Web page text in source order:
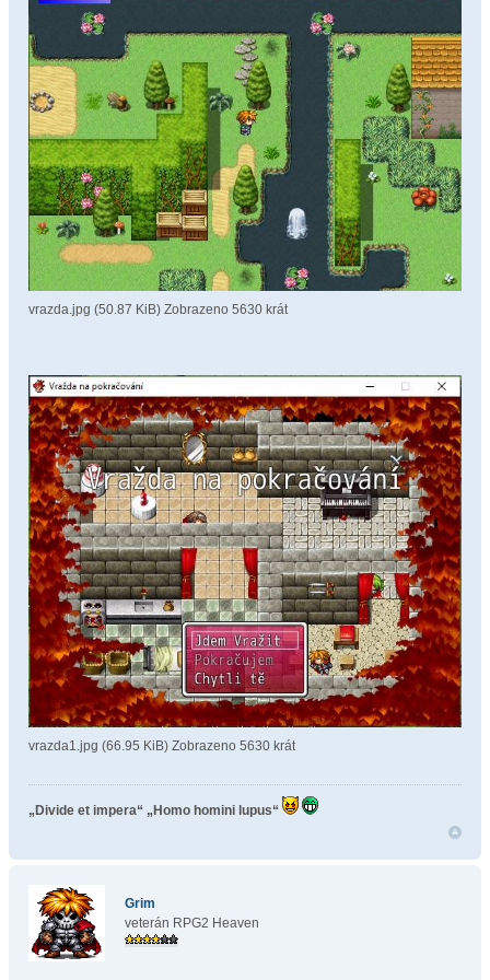
- přidán ukazatel jak mají být páky sepnuty
- přidán propočet na pomocný ukazatel
vrazda.jpg (50.87 KiB) Zobrazeno 5630 krát
vrazda1.jpg (66.95 KiB) Zobrazeno 5630 krát
„Divide et impera“ „Homo homini lupus“
Grim
veterán RPG2 Heaven